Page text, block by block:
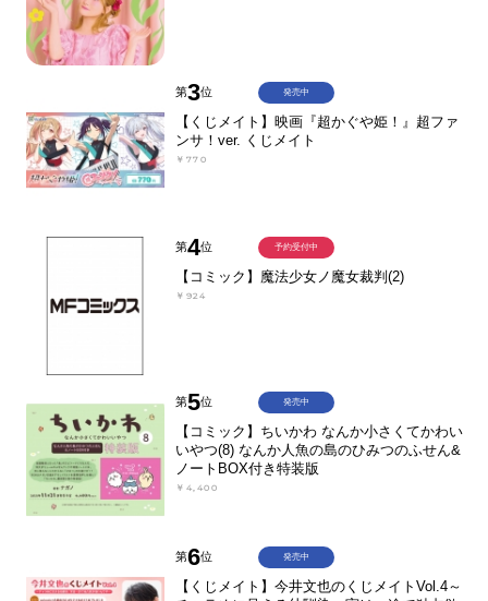
第3位
【くじメイト】映画『超かぐや姫！』超ファ
ンサ！ver. くじメイト
￥770
発売中
第4位
【コミック】魔法少女ノ魔女裁判(2)
￥924
予約受付中
第5位
【コミック】ちいかわ なんか小さくてかわい
いやつ(8) なんか人魚の島のひみつのふせん&
ノートBOX付き特装版
￥4,400
発売中
第6位
【くじメイト】今井文也のくじメイトVol.4～
発売中